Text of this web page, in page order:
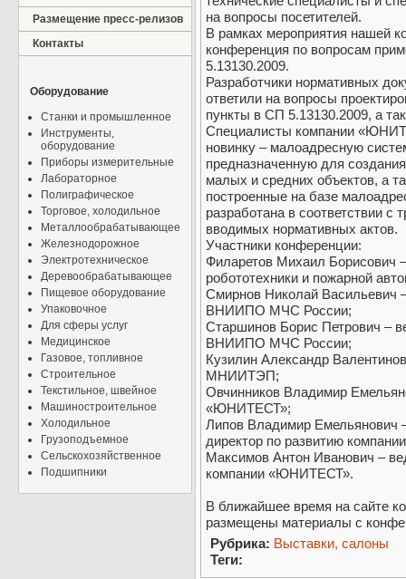
Размещение пресс-релизов
Контакты
Оборудование
Станки и промышленное
Инструменты,
оборудование
Приборы измерительные
Лабораторное
Полиграфическое
Торговое, холодильное
Металлообрабатывающее
Железнодорожное
Электротехническое
Деревообрабатывающее
Пищевое оборудование
Упаковочное
Для сферы услуг
Медицинское
Газовое, топливное
Строительное
Текстильное, швейное
Машиностроительное
Холодильное
Грузоподъемное
Сельскохозяйственное
Подшипники
на вопросы посетителей.
В рамках мероприятия нашей
конференция по вопросам
5.13130.2009.
Разработчики нормативных
ответили на вопросы
пункты в СП 5.13130.2009, а
Специалисты компании
новинку – малоадресную
предназначенную для
малых и средних объектов, а
построенные на базе
разработана в соответствии
вводимых нормативных актов.
Участники конференции:
Филаретов Михаил Борисович
робототехники и пожарной
Смирнов Николай Васильевич
ВНИИПО МЧС России;
Старшинов Борис Петрович –
ВНИИПО МЧС России;
Кузилин Александр
МНИИТЭП;
Овчинников Владимир
«ЮНИТЕСТ»;
Липов Владимир Емельянович
директор по развитию
Максимов Антон Иванович –
компании «ЮНИТЕСТ».
В ближайшее время на сайте
размещены материалы с
Рубрика: Выставки, салоны
Теги: